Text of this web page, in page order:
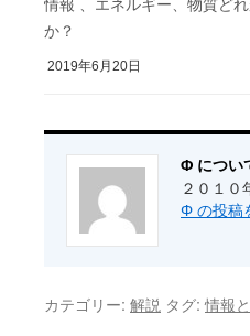
情報 、エネルギー、物質ど
か？
2019年6月20日
Φ につい
２０１０
Φ の投稿
カテゴリー: 解説 タグ:情報